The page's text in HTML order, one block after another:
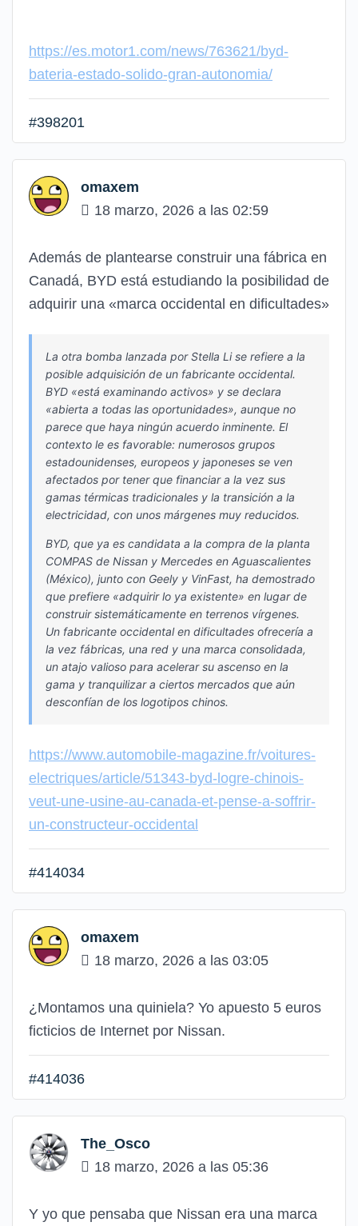
https://es.motor1.com/news/763621/byd-
bateria-estado-solido-gran-autonomia/
#398201
omaxem
18 marzo, 2026 a las 02:59
Además de plantearse construir una fábrica en
Canadá, BYD está estudiando la posibilidad de
adquirir una «marca occidental en dificultades»
La otra bomba lanzada por Stella Li se refiere a la
posible adquisición de un fabricante occidental.
BYD «está examinando activos» y se declara
«abierta a todas las oportunidades», aunque no
parece que haya ningún acuerdo inminente. El
contexto le es favorable: numerosos grupos
estadounidenses, europeos y japoneses se ven
afectados por tener que financiar a la vez sus
gamas térmicas tradicionales y la transición a la
electricidad, con unos márgenes muy reducidos.
BYD, que ya es candidata a la compra de la planta
COMPAS de Nissan y Mercedes en Aguascalientes
(México), junto con Geely y VinFast, ha demostrado
que prefiere «adquirir lo ya existente» en lugar de
construir sistemáticamente en terrenos vírgenes.
Un fabricante occidental en dificultades ofrecería a
la vez fábricas, una red y una marca consolidada,
un atajo valioso para acelerar su ascenso en la
gama y tranquilizar a ciertos mercados que aún
desconfían de los logotipos chinos.
https://www.automobile-magazine.fr/voitures-
electriques/article/51343-byd-logre-chinois-
veut-une-usine-au-canada-et-pense-a-soffrir-
un-constructeur-occidental
#414034
omaxem
18 marzo, 2026 a las 03:05
¿Montamos una quiniela? Yo apuesto 5 euros
ficticios de Internet por Nissan.
#414036
The_Osco
18 marzo, 2026 a las 05:36
Y yo que pensaba que Nissan era una marca